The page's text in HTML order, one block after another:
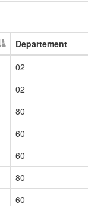
Departement
02
02
80
60
60
80
60